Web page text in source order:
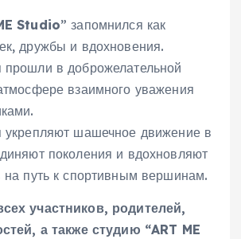
Studio” запомнился как
дружбы и вдохновения.
в доброжелательной
взаимного уважения
укрепляют шашечное движение в
поколения и вдохновляют
на путь к спортивным вершинам.
участников, родителей,
а также студию “ART ME